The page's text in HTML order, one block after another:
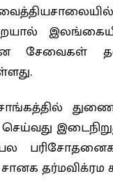
சேவைகள்
செய்வது
தர்மவிக்ரம